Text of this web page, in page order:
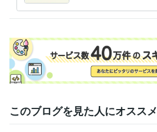
このブログを見た人にオススメ